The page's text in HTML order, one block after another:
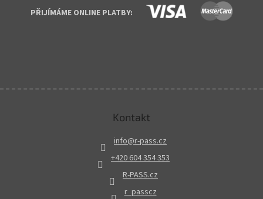
PŘIJÍMÁME ONLINE PLATBY:
Kontakt
info@r-pass.cz
+420 604 354 353
R-PASS.cz
r_passcz